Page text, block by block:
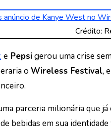
Crédito:
e Pepsigerou uma crise
o Wireless Festival,
parceria milionária que
bebidas em sua